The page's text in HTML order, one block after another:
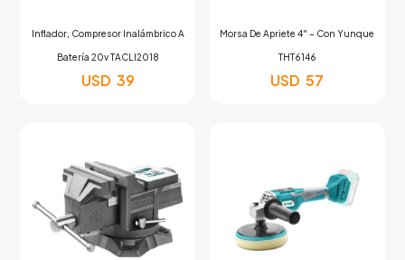
Inflador, Compresor Inalámbrico A
Batería 20v TACLI2018
USD 39
Morsa De Apriete 4″ – Con Yunque
THT6146
USD 57